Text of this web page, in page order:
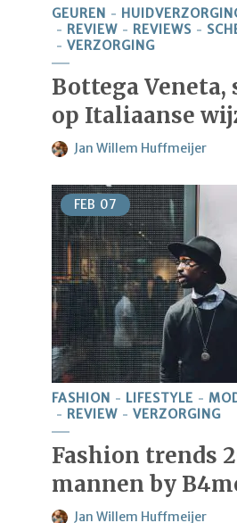
GEUREN
REVIEW
REVIEWS
VERZORGING
Bottega Veneta,
op Italiaanse
Jan Willem Huffmeijer
FEB 07
FASHION LIFESTYLE
REVIEW
VERZORGING
Fashion trends
mannen by
Jan Willem Huffmeijer